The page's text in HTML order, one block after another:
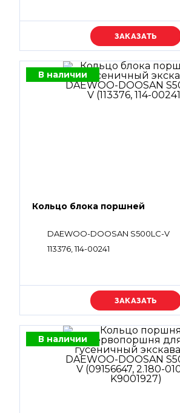
Уточняйте цену
В наличии
Кольцо блока поршней
DAEWOO-DOOSAN S500LC-V
113376, 114-00241
Уточняйте цену
В наличии